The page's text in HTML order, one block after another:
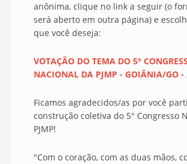
anônima, clique no link a seguir (o
será aberto em outra página) e
que você deseja:
VOTAÇÃO DO TEMA DO 5°
NACIONAL DA PJMP - GOIÂNIA/GO -
Ficamos agradecidos/as por você
construção coletiva do 5° Congresso
PJMP!
"Com o coração, com as duas mãos,